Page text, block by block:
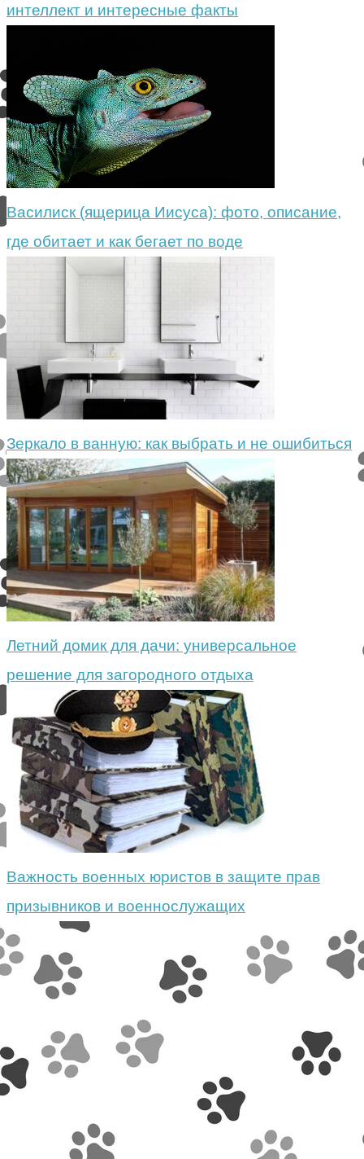
интеллект и интересные факты
Василиск (ящерица Иисуса): фото, описание,
где обитает и как бегает по воде
Зеркало в ванную: как выбрать и не ошибиться
Летний домик для дачи: универсальное
решение для загородного отдыха
Важность военных юристов в защите прав
призывников и военнослужащих